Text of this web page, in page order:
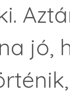
jó,